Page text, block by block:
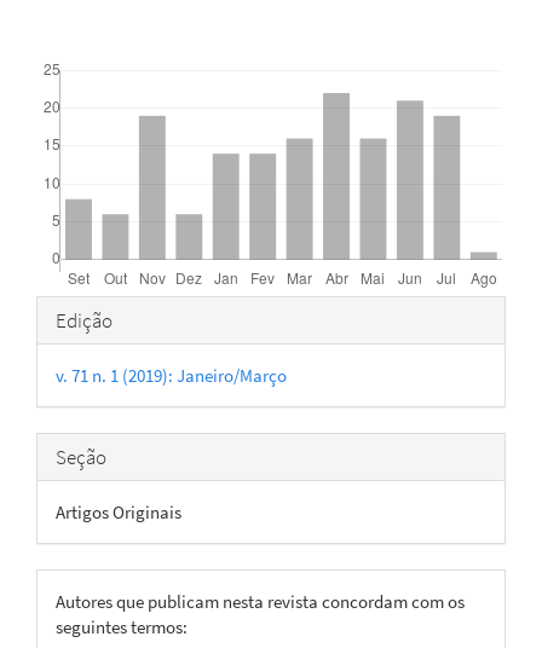
Detalhes
do
artigo
Edição
v. 71 n. 1 (2019): Janeiro/Março
Seção
Artigos Originais
Autores que publicam nesta revista concordam com os
seguintes termos: